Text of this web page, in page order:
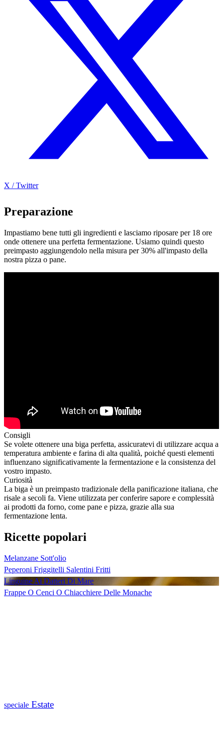
X / Twitter
Preparazione
Impastiamo bene tutti gli ingredienti e lasciamo riposare per 18 ore
onde ottenere una perfetta fermentazione. Usiamo quindi questo
preimpasto aggiungendolo nella misura per 30% all'impasto della
nostra pizza o pane.
Consigli
Se volete ottenere una biga perfetta, assicuratevi di utilizzare acqua a
temperatura ambiente e farina di alta qualità, poiché questi elementi
influenzano significativamente la fermentazione e la consistenza del
vostro impasto.
Curiosità
La biga è un preimpasto tradizionale della panificazione italiana, che
risale a secoli fa. Viene utilizzata per conferire sapore e complessità
ai prodotti da forno, come pane e pizza, grazie alla sua
fermentazione lenta.
Ricette popolari
Melanzane Sott'olio
Peperoni Friggitelli Salentini Fritti
Linguine Ai Datteri Di Mare
Frappe O Cenci O Chiacchiere Delle Monache
speciale Estate